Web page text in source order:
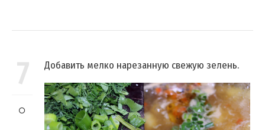
7 Добавить мелко нарезанную свежую зелень.